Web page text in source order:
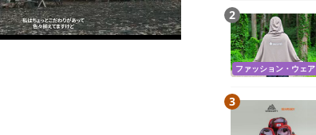
と納税ギフト券
税ギフト券
ファッション・ウェア